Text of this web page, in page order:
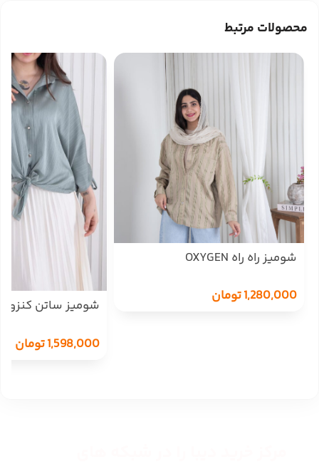
محصولات مرتبط
شومیز راه راه OXYGEN
1,280,000تومان
شومیز ساتن کنزو
1,598,000تومان